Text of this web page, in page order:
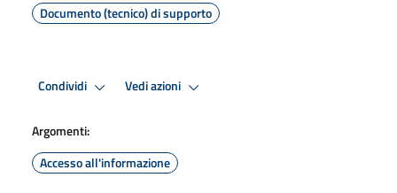
Documento (tecnico) di supporto
Condividi Vedi azioni
Argomenti:
Accesso all'informazione